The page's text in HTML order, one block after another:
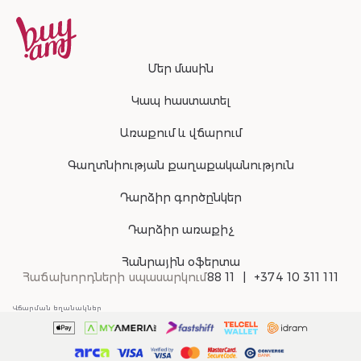
Մեր մասին
Կապ հաստատել
Առաքում և վճարում
Գաղտնիության քաղաքականություն
Դարձիր գործընկեր
Դարձիր առաքիչ
Հանրային օֆերտա
Հաճախորդների սպասարկում88 11 +374 10 311 111
Վճարման եղանակներ